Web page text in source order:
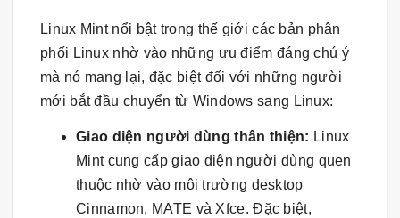
Linux Mint nổi bật trong thế giới các bản phân
phối Linux nhờ vào những ưu điểm đáng chú ý
mà nó mang lại, đặc biệt đối với những người
mới bắt đầu chuyển từ Windows sang Linux:
Giao diện người dùng thân thiện: Linux
Mint cung cấp giao diện người dùng quen
thuộc nhờ vào môi trường desktop
Cinnamon, MATE và Xfce. Đặc biệt,